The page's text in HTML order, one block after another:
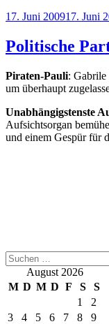
Veröffentlicht
17. Juni 200917. Juni
Politische
Piraten-Pauli: Gabrile
um überhaupt
Unabhängigstenste
Aufsichtsorgan
und einem Gespür für
August 2026
M D M D F S
S
1
2
3
4 5 6 7 8
9